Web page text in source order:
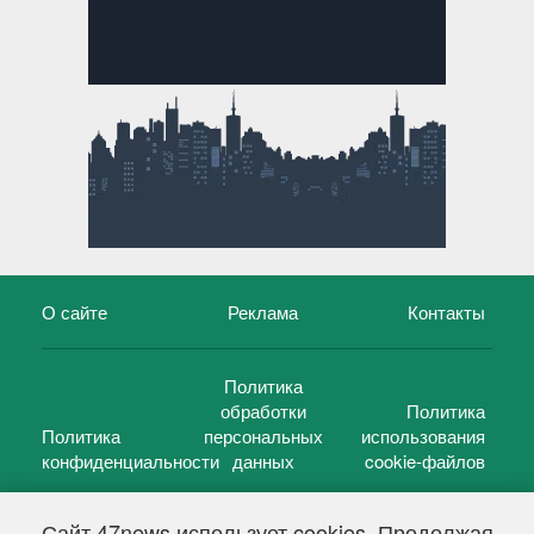
О сайте Реклама Контакты
Политика
конфиденциальности
Политика
обработки
персональных
данных
Политика
использования
cookie-файлов